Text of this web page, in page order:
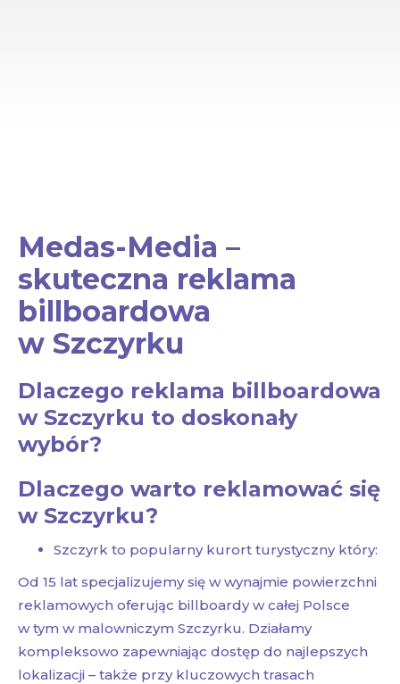
Medas-Media –
skuteczna reklama
billboardowa
w Szczyrku
Dlaczego reklama billboardowa
w Szczyrku to doskonały
wybór?
Dlaczego warto reklamować się
w Szczyrku?
Szczyrk to popularny kurort turystyczny który:
Od 15 lat specjalizujemy się w wynajmie powierzchni
reklamowych oferując billboardy w całej Polsce
w tym w malowniczym Szczyrku. Działamy
kompleksowo zapewniając dostęp do najlepszych
lokalizacji – także przy kluczowych trasach